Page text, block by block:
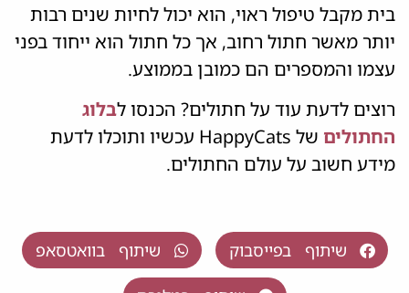
בית מקבל טיפול ראוי, הוא יכול לחיות שנים רבות
יותר מאשר חתול רחוב, אך כל חתול הוא ייחוד בפני
עצמו והמספרים הם כמובן בממוצע.
רוצים לדעת עוד על חתולים? הכנסו לבלוג
החתולים
של HappyCats עכשיו ותוכלו לדעת
מידע חשוב על עולם החתולים.
שיתוף בפייסבוק שיתוף בוואטסאפ